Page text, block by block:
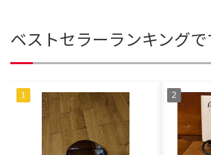
ベストセラーランキングで